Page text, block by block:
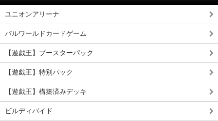
ユニオンアリーナ
パルワールドカードゲーム
【遊戯王】ブースターパック
【遊戯王】特別パック
【遊戯王】構築済みデッキ
ビルディバイド